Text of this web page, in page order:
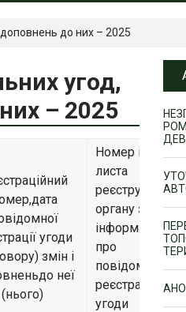
доповнень до них – 2025
угод,
– 2025
угоди
змін і
неї
(нього)
Номер і дата
листа
реєструючого
органу з
інформацією
про
повідомну
реєстрацію
угоди